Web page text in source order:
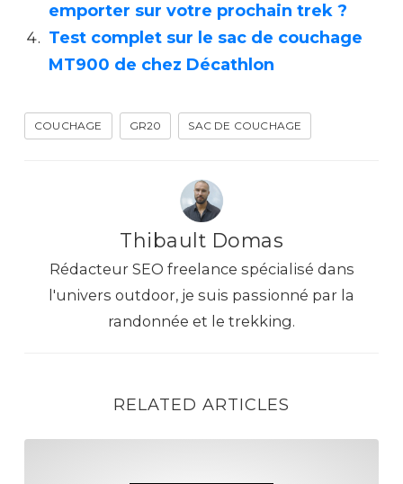
emporter sur votre prochain trek ?
Test complet sur le sac de couchage
MT900 de chez Décathlon
COUCHAGE GR20 SAC DE COUCHAGE
Thibault Domas
Rédacteur SEO freelance spécialisé dans
l'univers outdoor, je suis passionné par la
randonnée et le trekking.
RELATED ARTICLES